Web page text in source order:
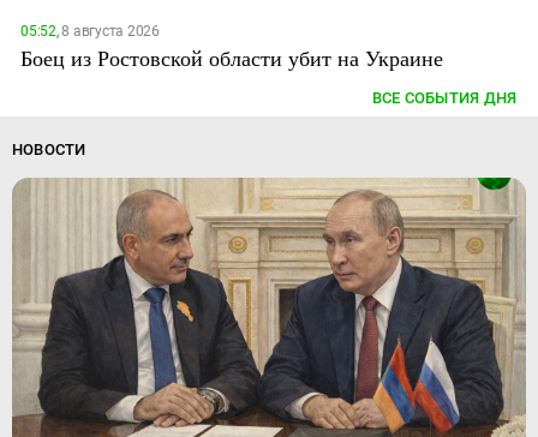
05:52,8 августа 2026
Боец из Ростовской области убит на Украине
ВСЕ СОБЫТИЯ ДНЯ
НОВОСТИ